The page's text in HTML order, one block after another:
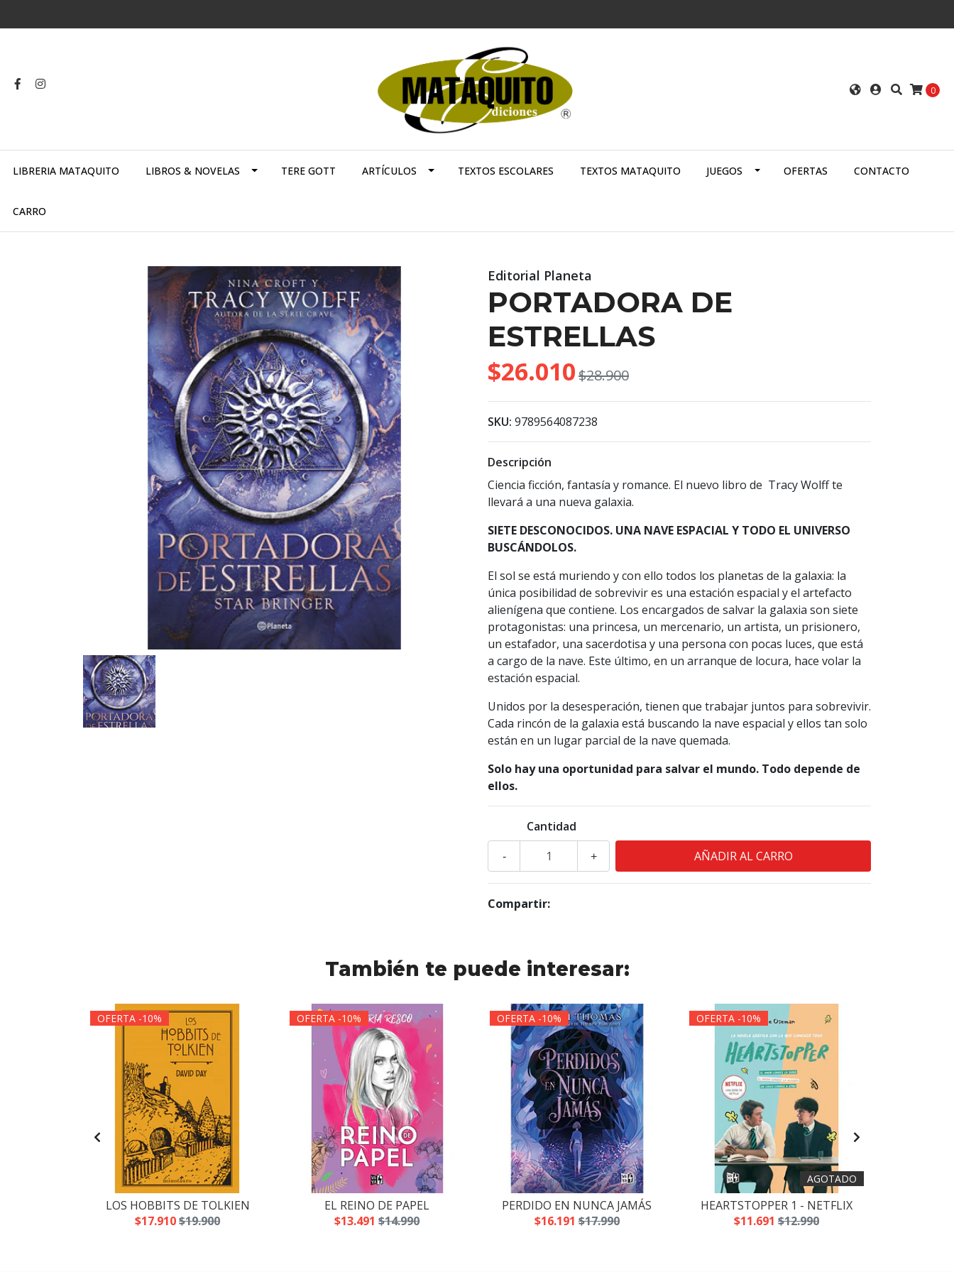
0
LIBRERIA MATAQUITO LIBROS & NOVELAS TERE GOTT ARTÍCULOS TEXTOS ESCOLARES TEXTOS MATAQUITO JUEGOS OFERTAS CONTACTO
CARRO
Editorial Planeta
PORTADORA DE
ESTRELLAS
$26.010$28.900
SKU: 9789564087238
Descripción
Ciencia ficción, fantasía y romance. El nuevo libro de Tracy Wolff te
llevará a una nueva galaxia.
SIETE DESCONOCIDOS. UNA NAVE ESPACIAL Y TODO EL UNIVERSO
BUSCÁNDOLOS.
El sol se está muriendo y con ello todos los planetas de la galaxia: la
única posibilidad de sobrevivir es una estación espacial y el artefacto
alienígena que contiene. Los encargados de salvar la galaxia son siete
protagonistas: una princesa, un mercenario, un artista, un prisionero,
un estafador, una sacerdotisa y una persona con pocas luces, que está
a cargo de la nave. Este último, en un arranque de locura, hace volar la
estación espacial.
Unidos por la desesperación, tienen que trabajar juntos para sobrevivir.
Cada rincón de la galaxia está buscando la nave espacial y ellos tan solo
están en un lugar parcial de la nave quemada.
Solo hay una oportunidad para salvar el mundo. Todo depende de
ellos.
Cantidad
+
-
Compartir:
También te puede interesar:
OFERTA -10%
LOS HOBBITS DE TOLKIEN
$17.910$19.900
OFERTA -10%
EL REINO DE PAPEL
$13.491 $14.990
OFERTA -10%
PERDIDO EN NUNCA JAMÁS
$16.191 $17.990
OFERTA -10%
AGOTADO
HEARTSTOPPER 1 - NETFLIX
$11.691 $12.990